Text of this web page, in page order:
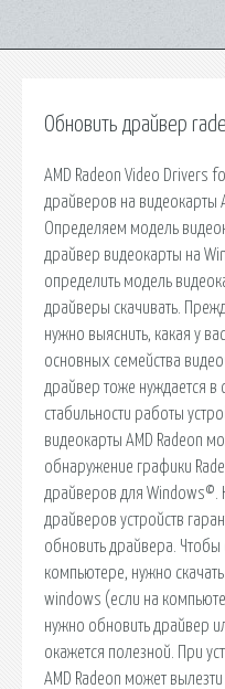
Обновить драйвер
AMD Radeon Video Drivers
драйверов на видеокарты
Определяем модель
драйвер видеокарты на
определить модель
драйверы скачивать.
нужно выяснить, какая у
основных семейства
драйвер тоже нуждается
стабильности работы
видеокарты AMD Radeon
обнаружение графики
драйверов для Windows©.
драйверов устройств
обновить драйвера.
компьютере, нужно
windows (если на
нужно обновить драйвер
окажется полезной. При
AMD Radeon может